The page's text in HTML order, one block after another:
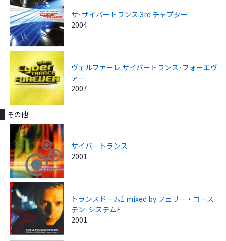
ザ･サイバートランス 3rd チャプター
2004
ヴェルファーレ サイバートランス･フォーエヴ
ァー
2007
その他
サイバートランス
2001
トランスドーム1 mixed by フェリー・コース
テン-システムF
2001